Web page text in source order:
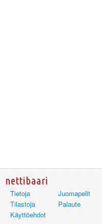
nettibaari
Tietoja
Tilastoja
Käyttöehdot
Juomapelit
Palaute